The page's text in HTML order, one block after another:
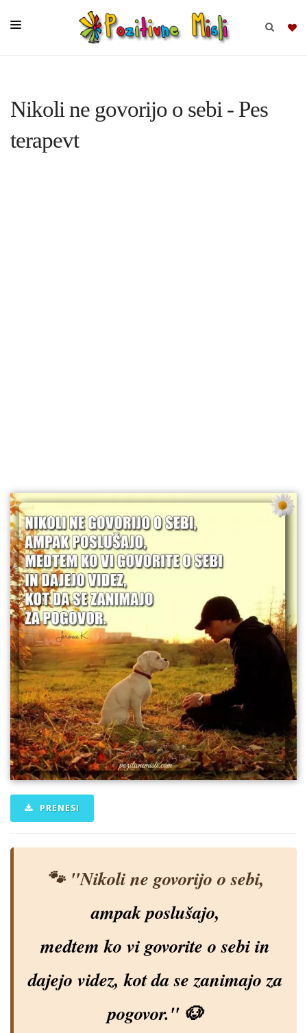
MISLI
Nikoli ne govorijo o sebi - Pes
terapevt
PRENESI
🐾 "Nikoli ne govorijo o sebi,
ampak poslušajo,
medtem ko vi govorite o sebi in
dajejo videz, kot da se zanimajo za
pogovor." 🐶